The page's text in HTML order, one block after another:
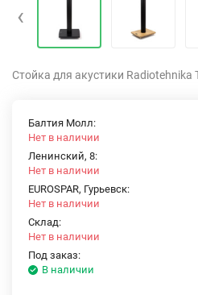
‹
Стойка для акустики Radiotehnika
Балтия Молл:
Нет в наличии
Ленинский, 8:
Нет в наличии
EUROSPAR, Гурьевск:
Нет в наличии
Склад:
Нет в наличии
Под заказ:
В наличии